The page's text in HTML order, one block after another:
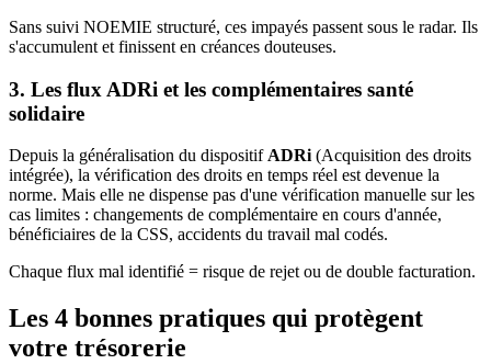
Sans suivi NOEMIE structuré, ces impayés passent sous le radar. Ils
s'accumulent et finissent en créances douteuses.
3. Les flux ADRi et les complémentaires santé
solidaire
Depuis la généralisation du dispositif ADRi (Acquisition des droits
intégrée), la vérification des droits en temps réel est devenue la
norme. Mais elle ne dispense pas d'une vérification manuelle sur les
cas limites : changements de complémentaire en cours d'année,
bénéficiaires de la CSS, accidents du travail mal codés.
Chaque flux mal identifié = risque de rejet ou de double facturation.
Les 4 bonnes pratiques qui protègent
votre trésorerie